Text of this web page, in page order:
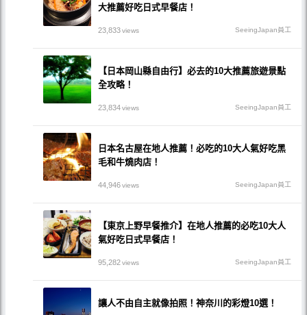
大推薦好吃日式早餐店！
23,833views SeeingJapan員工
【日本岡山縣自由行】必去的10大推薦旅遊景點
全攻略！
23,834views SeeingJapan員工
日本名古屋在地人推薦！必吃的10大人氣好吃黑
毛和牛燒肉店！
44,946views SeeingJapan員工
【東京上野早餐推介】在地人推薦的必吃10大人
氣好吃日式早餐店！
95,282views SeeingJapan員工
讓人不由自主就像拍照！神奈川的彩燈10選！